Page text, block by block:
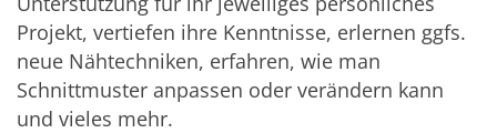
Projekt, vertiefen ihre Kenntnisse, erlernen ggfs.
neue Nähtechniken, erfahren, wie man
Schnittmuster anpassen oder verändern kann
und vieles mehr.